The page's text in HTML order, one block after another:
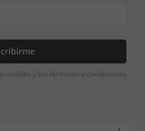
cookies y los términos y condiciones